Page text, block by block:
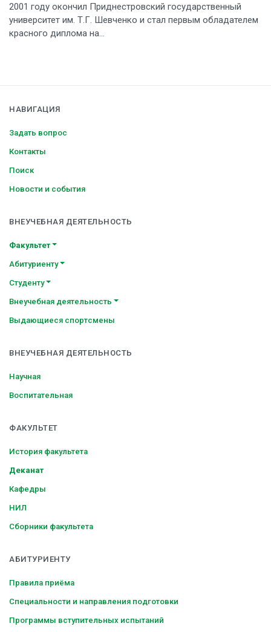
2001 году окончил Приднестровский государственный
университет им. Т.Г. Шевченко и стал первым обладателем
красного диплома на...
НАВИГАЦИЯ
Задать вопрос
Контакты
Поиск
Новости и события
ВНЕУЧЕБНАЯ ДЕЯТЕЛЬНОСТЬ
Факультет
Абитуриенту
Студенту
Внеучебная деятельность
Выдающиеся спортсмены
ВНЕУЧЕБНАЯ ДЕЯТЕЛЬНОСТЬ
Научная
Воспитательная
ФАКУЛЬТЕТ
История факультета
Деканат
Кафедры
НИЛ
Сборники факультета
АБИТУРИЕНТУ
Правила приёма
Специальности и направления подготовки
Программы вступительных испытаний